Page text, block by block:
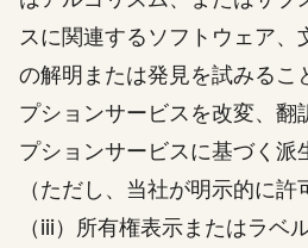
スに関連するソフトウェア、
の解明または発見を試みるこ
プションサービスを改変、翻
プションサービスに基づく派
（ただし、当社が明示的に許
（iii）所有権表示またはラベ